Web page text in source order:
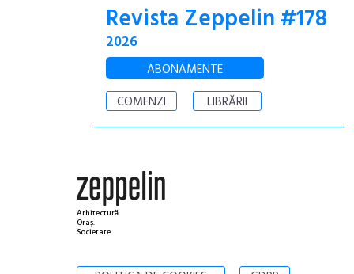
Revista Zeppelin #178
2026
ABONAMENTE
COMENZI
LIBRĂRII
Arhitectură.
Oraș.
Societate.